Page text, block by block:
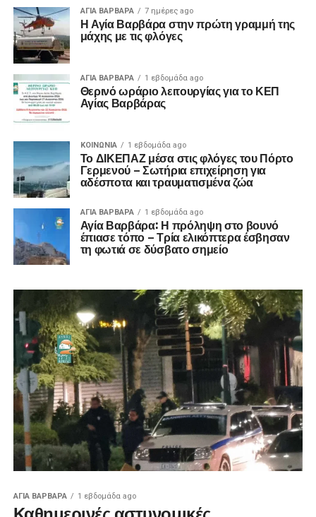
ΑΓΙΑ ΒΑΡΒΑΡΑ 7 ημέρες ago
Η Αγία Βαρβάρα στην πρώτη γραμμή της
μάχης με τις φλόγες
ΑΓΙΑ ΒΑΡΒΑΡΑ 1 εβδομάδα ago
Θερινό ωράριο λειτουργίας για το ΚΕΠ
Αγίας Βαρβάρας
ΚΟΙΝΩΝΊΑ 1 εβδομάδα ago
Το ΔΙΚΕΠΑΖ μέσα στις φλόγες του Πόρτο
Γερμενού – Σωτήρια επιχείρηση για
αδέσποτα και τραυματισμένα ζώα
ΑΓΙΑ ΒΑΡΒΑΡΑ 1 εβδομάδα ago
Αγία Βαρβάρα: Η πρόληψη στο βουνό
έπιασε τόπο – Τρία ελικόπτερα έσβησαν
τη φωτιά σε δύσβατο σημείο
ΑΓΙΑ ΒΑΡΒΑΡΑ 1 εβδομάδα ago